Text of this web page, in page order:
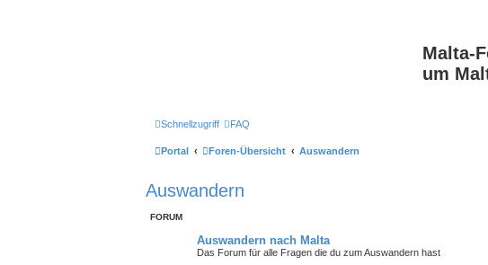
Malta-
um
Schnellzugriff FAQ
Portal Foren-Übersicht Auswandern
Auswandern
FORUM
Auswandern nach Malta
Das Forum für alle Fragen die du zum Auswandern hast